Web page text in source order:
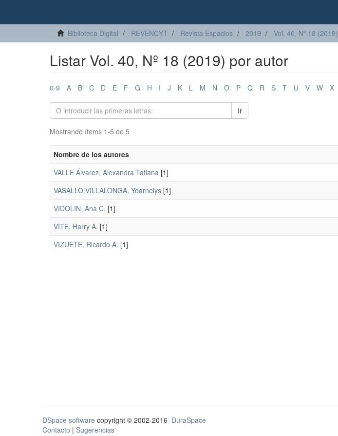
Biblioteca Digital REVENCYT Revista Espacios 2019 Vol. 40, Nº 18 (2019)
Listar Vol. 40, Nº 18 (2019) por autor
0-9 A B C D E F G H I J K L M N O P Q R S T U V W X
Ir
Mostrando ítems 1-5 de 5
Nombre de los autores
VALLE Álvarez, Alexandra Tatiana [1]
VASALLO VILLALONGA, Yoarnelys [1]
VIDOLIN, Ana C. [1]
VITE, Harry A. [1]
VIZUETE, Ricardo A. [1]
DSpace software copyright © 2002-2016 DuraSpace
Contacto | Sugerencias